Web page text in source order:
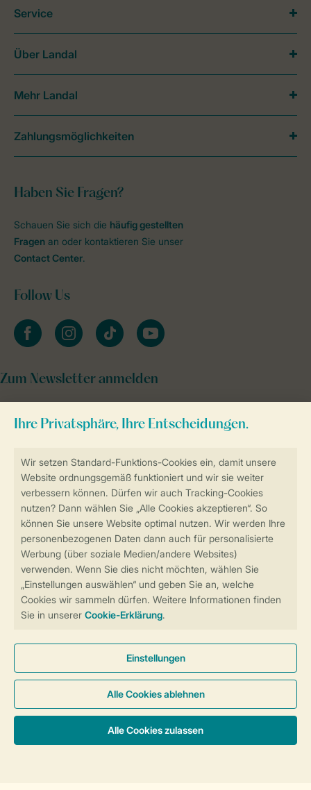
Sicherstellung Deiner Privatsphäre
Sicher und schnell zur Online-Buchung
Sichere Datenübertragung
Sicheres Bezahlen
Haben Sie Fragen?
Schauen Sie sich die häufig gestellten
Fragen an oder kontaktieren Sie unser
Contact Center.
Follow Us
facebookinstagramtiktok youtube
Zum Newsletter anmelden
Service
Über Landal
Mehr Landal
Zahlungsmöglichkeiten
Cookies und Banner
Barrierefreiheit
© 2026 Landal GreenParks GmbH